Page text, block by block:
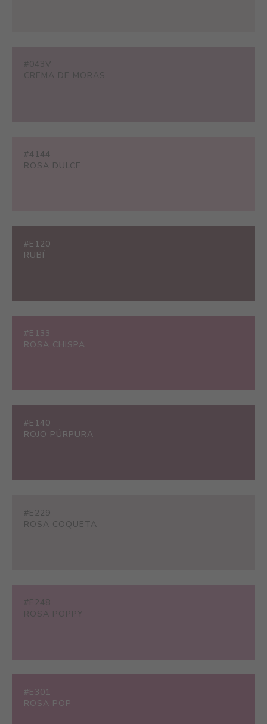
#043V
CREMA DE MORAS
#4144
ROSA DULCE
#E120
RUBÍ
#E133
ROSA CHISPA
#E140
ROJO PÚRPURA
#E229
ROSA COQUETA
#E248
ROSA POPPY
#E301
ROSA POP